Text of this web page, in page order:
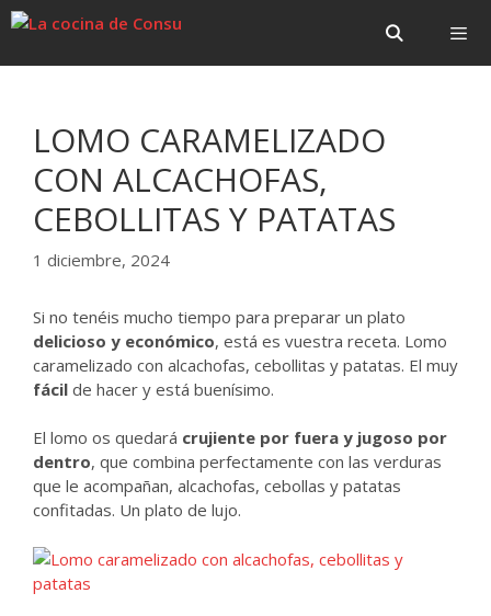
Saltar
Saltar
LOMO CARAMELIZADO
CON ALCACHOFAS,
CEBOLLITAS Y PATATAS
1 diciembre, 2024
Si no tenéis mucho tiempo para preparar un plato
delicioso y económico, está es vuestra receta. Lomo
caramelizado con alcachofas, cebollitas y patatas. El muy
fácil de hacer y está buenísimo.
El lomo os quedará crujiente por fuera y jugoso por
dentro, que combina perfectamente con las verduras
que le acompañan, alcachofas, cebollas y patatas
confitadas. Un plato de lujo.